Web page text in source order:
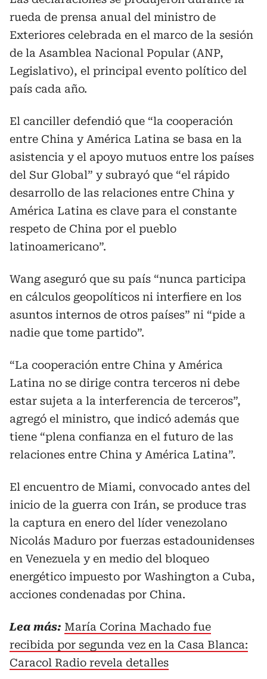
rueda de prensa anual del ministro de
Exteriores celebrada en el marco de la sesión
de la Asamblea Nacional Popular (ANP,
Legislativo), el principal evento político del
país cada año.
El canciller defendió que “la cooperación
entre China y América Latina se basa en la
asistencia y el apoyo mutuos entre los países
del Sur Global” y subrayó que “el rápido
desarrollo de las relaciones entre China y
América Latina es clave para el constante
respeto de China por el pueblo
latinoamericano”.
Wang aseguró que su país “nunca participa
en cálculos geopolíticos ni interfiere en los
asuntos internos de otros países” ni “pide a
nadie que tome partido”.
“La cooperación entre China y América
Latina no se dirige contra terceros ni debe
estar sujeta a la interferencia de terceros”,
agregó el ministro, que indicó además que
tiene “plena confianza en el futuro de las
relaciones entre China y América Latina”.
El encuentro de Miami, convocado antes del
inicio de la guerra con Irán, se produce tras
la captura en enero del líder venezolano
Nicolás Maduro por fuerzas estadounidenses
en Venezuela y en medio del bloqueo
energético impuesto por Washington a Cuba,
acciones condenadas por China.
Lea más: María Corina Machado fue
recibida por segunda vez en la Casa Blanca:
Caracol Radio revela detalles